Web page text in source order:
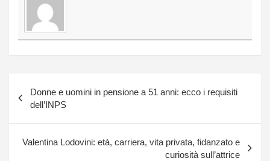
articoli
Donne e uomini in pensione a 51 anni: ecco i requisiti
dell’INPS
Valentina Lodovini: età, carriera, vita privata, fidanzato e
curiosità sull’attrice